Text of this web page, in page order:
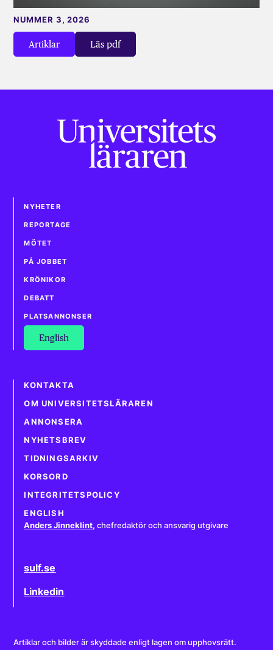
Artiklar Läs pdf
NUMMER 3, 2026
NYHETER
REPORTAGE
MÖTET
PÅ JOBBET
KRÖNIKOR
DEBATT
PLATSANNONSER
English
KONTAKTA
OM UNIVERSITETSLÄRAREN
ANNONSERA
NYHETSBREV
TIDNINGSARKIV
KORSORD
INTEGRITETSPOLICY
ENGLISH
Anders Jinneklint, chefredaktör och ansvarig utgivare
sulf.se
Linkedin
Artiklar och bilder är skyddade enligt lagen om upphovsrätt.